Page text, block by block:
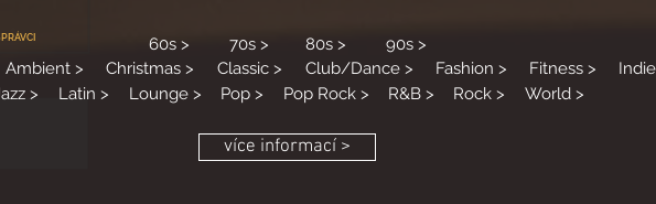
60s > 70s > 80s >
90s >
Ambient > Christmas > Classic > Club/Dance > Fashion > Fitness >
>
Latin > Lounge > Pop > Pop Rock > R&B > Rock > World >
více informací >